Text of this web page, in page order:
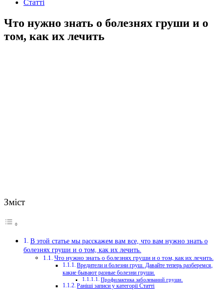
Статті
Что нужно знать о болезнях груши и о
том, как их лечить
Зміст
В этой статье мы расскажем вам все, что вам нужно знать о
болезнях груши и о том, как их лечить.
Что нужно знать о болезнях груши и о том, как их лечить.
Вредители и болезни груш. Давайте теперь разберемся,
какие бывают разные болезни груши.
Профилактика заболеваний груши.
Раніші записи у категорії Статті